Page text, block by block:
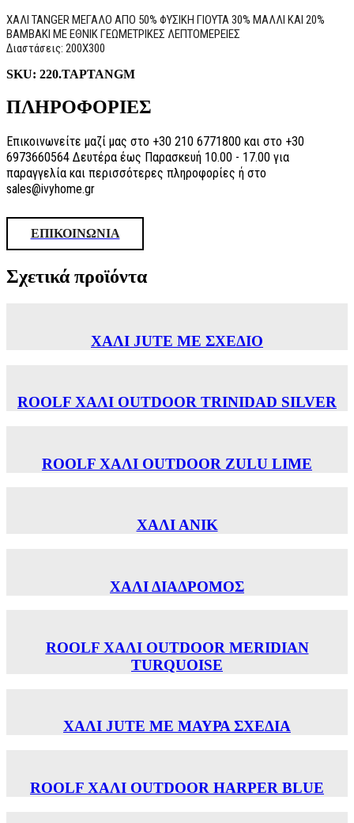
ΧΑΛΙ TANGER ΜΕΓΑΛΟ ΑΠΟ 50% ΦΥΣΙΚΗ ΓΙΟΥΤΑ 30% ΜΑΛΛΙ ΚΑΙ 20%
ΒΑΜΒΑΚΙ ME ΕΘΝΙΚ ΓΕΩΜΕΤΡΙΚΕΣ ΛΕΠΤΟΜΕΡΕΙΕΣ
Διαστάσεις: 200Χ300
SKU: 220.TAPTANGM
ΠΛΗΡΟΦΟΡΙΕΣ
Επικοινωνείτε μαζί μας στο +30 210 6771800 και στο +30
6973660564 Δευτέρα έως Παρασκευή 10.00 - 17.00 για
παραγγελία και περισσότερες πληροφορίες ή στο
sales@ivyhome.gr
ΕΠΙΚΟΙΝΩΝΙΑ
Σχετικά προϊόντα
ΧΑΛΙ JUTE ΜΕ ΣΧΕΔΙΟ
ROOLF ΧΑΛΙ OUTDOOR TRINIDAD SILVER
ROOLF ΧΑΛΙ OUTDOOR ZULU LIME
ΧΑΛΙ ΑΝΙΚ
ΧΑΛΙ ΔΙΑΔΡΟΜΟΣ
ROOLF ΧΑΛΙ OUTDOOR MERIDIAN
TURQUOISE
ΧΑΛΙ JUTE ΜΕ ΜΑΥΡΑ ΣΧΕΔΙΑ
ROOLF ΧΑΛΙ OUTDOOR HARPER BLUE